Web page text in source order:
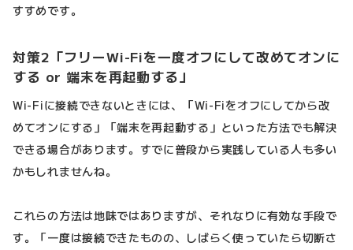
すすめです。
対策2「フリーWi-Fiを一度オフにして改めてオンに
する or 端末を再起動する」
Wi-Fiに接続できないときには、「Wi-Fiをオフにしてから改
めてオンにする」「端末を再起動する」といった方法でも解決
できる場合があります。すでに普段から実践している人も多い
かもしれませんね。
これらの方法は地味ではありますが、それなりに有効な手段で
す。「一度は接続できたものの、しばらく使っていたら切断さ